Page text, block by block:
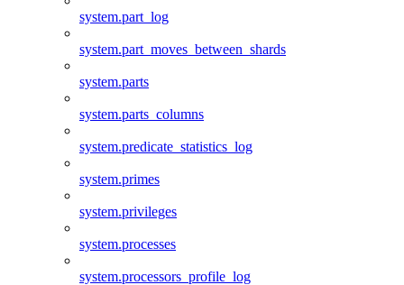
system.part_log
system.part_moves_between_shards
system.parts
system.parts_columns
system.predicate_statistics_log
system.primes
system.privileges
system.processes
system.processors_profile_log